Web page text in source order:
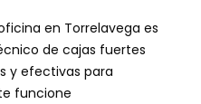
en Torrelavega es
de cajas fuertes
y efectivas para
funcione